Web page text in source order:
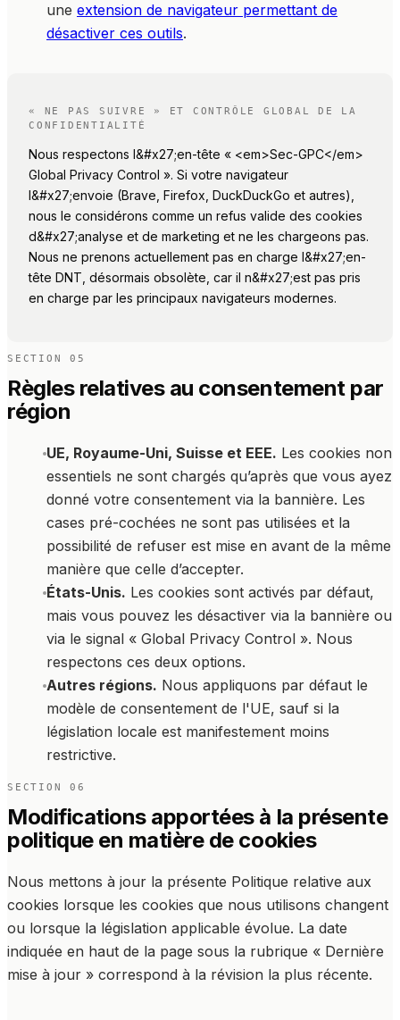
une extension de navigateur permettant de
désactiver ces outils.
« NE PAS SUIVRE » ET CONTRÔLE GLOBAL DE LA
CONFIDENTIALITÉ
Nous respectons l&#x27;en-tête « <em>Sec-GPC</em>
Global Privacy Control ». Si votre navigateur
l&#x27;envoie (Brave, Firefox, DuckDuckGo et autres),
nous le considérons comme un refus valide des cookies
d&#x27;analyse et de marketing et ne les chargeons pas.
Nous ne prenons actuellement pas en charge l&#x27;en-
tête DNT, désormais obsolète, car il n&#x27;est pas pris
en charge par les principaux navigateurs modernes.
SECTION 05
Règles relatives au consentement par
région
UE, Royaume-Uni, Suisse et EEE. Les cookies non
essentiels ne sont chargés qu’après que vous ayez
donné votre consentement via la bannière. Les
cases pré-cochées ne sont pas utilisées et la
possibilité de refuser est mise en avant de la même
manière que celle d’accepter.
États-Unis. Les cookies sont activés par défaut,
mais vous pouvez les désactiver via la bannière ou
via le signal « Global Privacy Control ». Nous
respectons ces deux options.
Autres régions. Nous appliquons par défaut le
modèle de consentement de l'UE, sauf si la
législation locale est manifestement moins
restrictive.
SECTION 06
Modifications apportées à la présente
politique en matière de cookies
Nous mettons à jour la présente Politique relative aux
cookies lorsque les cookies que nous utilisons changent
ou lorsque la législation applicable évolue. La date
indiquée en haut de la page sous la rubrique « Dernière
mise à jour » correspond à la révision la plus récente.